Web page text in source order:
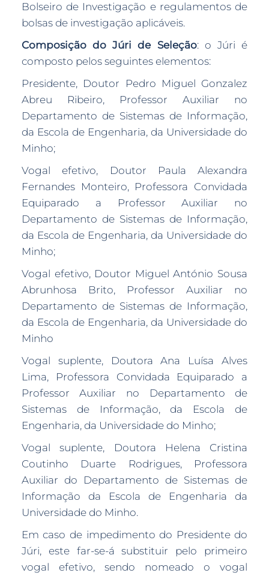
Bolseiro de Investigação e regulamentos de
bolsas de investigação aplicáveis.
Composição do Júri de Seleção: o Júri é
composto pelos seguintes elementos:
Presidente, Doutor Pedro Miguel Gonzalez
Abreu Ribeiro, Professor Auxiliar no
Departamento de Sistemas de Informação,
da Escola de Engenharia, da Universidade do
Minho;
Vogal efetivo, Doutor Paula Alexandra
Fernandes Monteiro, Professora Convidada
Equiparado a Professor Auxiliar no
Departamento de Sistemas de Informação,
da Escola de Engenharia, da Universidade do
Minho;
Vogal efetivo, Doutor Miguel António Sousa
Abrunhosa Brito, Professor Auxiliar no
Departamento de Sistemas de Informação,
da Escola de Engenharia, da Universidade do
Minho
Vogal suplente, Doutora Ana Luísa Alves
Lima, Professora Convidada Equiparado a
Professor Auxiliar no Departamento de
Sistemas de Informação, da Escola de
Engenharia, da Universidade do Minho;
Vogal suplente, Doutora Helena Cristina
Coutinho Duarte Rodrigues, Professora
Auxiliar do Departamento de Sistemas de
Informação da Escola de Engenharia da
Universidade do Minho.
Em caso de impedimento do Presidente do
Júri, este far-se-á substituir pelo primeiro
vogal efetivo, sendo nomeado o vogal